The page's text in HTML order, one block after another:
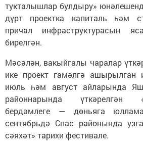
тукталышлар булдыру»
дүрт проектка капиталь һәм
причал инфраструктурасын
бирелгән.
Мәсәлән, вакыйгалы чаралар
ике проект гамәлгә
июль һәм август айларында
районнарында үткәрелгән
бердәмлеге — дөньяга
сентябрьдә Спас районында
сәяхәт» тарихи фестивале.